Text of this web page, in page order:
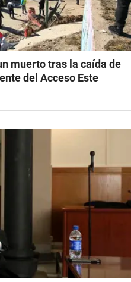
muerto tras la caída de
del Acceso Este